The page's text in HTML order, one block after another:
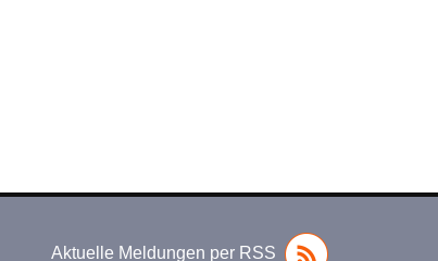
Aktuelle Meldungen per RSS